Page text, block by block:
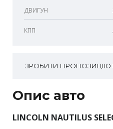
ДВИГУН
КПП
ЗРОБИТИ ПРОПОЗИЦІЮ
Опис авто
LINCOLN NAUTILUS